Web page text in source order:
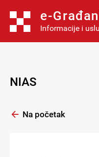
e-
Informacije i
NIAS
Na početak